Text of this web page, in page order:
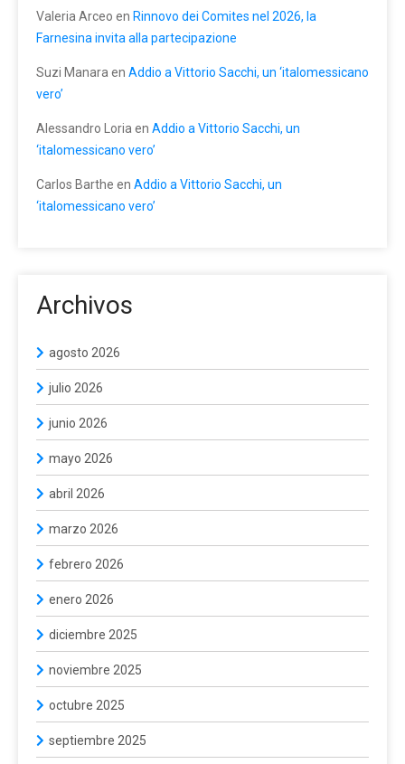
Valeria Arceo en Rinnovo dei Comites nel 2026, la
Farnesina invita alla partecipazione
Suzi Manara en Addio a Vittorio Sacchi, un ‘italomessicano
vero’
Alessandro Loria en Addio a Vittorio Sacchi, un
‘italomessicano vero’
Carlos Barthe en Addio a Vittorio Sacchi, un
‘italomessicano vero’
Archivos
agosto 2026
julio 2026
junio 2026
mayo 2026
abril 2026
marzo 2026
febrero 2026
enero 2026
diciembre 2025
noviembre 2025
octubre 2025
septiembre 2025